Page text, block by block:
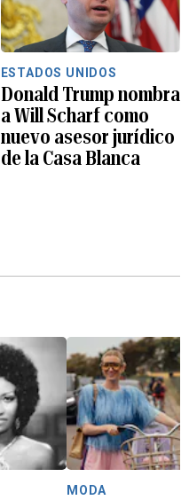
ESTADOS UNIDOS
Donald Trump nombra
a Will Scharf como
nuevo asesor jurídico
de la Casa Blanca
MODA